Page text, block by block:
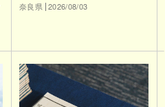
奈良県 2026/08/03